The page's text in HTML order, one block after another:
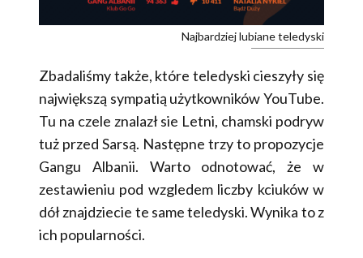
Najbardziej lubiane teledyski
Zbadaliśmy także, które teledyski cieszyły się
największą sympatią użytkowników YouTube.
Tu na czele znalazł sie Letni, chamski podryw
tuż przed Sarsą. Następne trzy to propozycje
Gangu Albanii. Warto odnotować, że w
zestawieniu pod wzgledem liczby kciuków w
dół znajdziecie te same teledyski. Wynika to z
ich popularności.